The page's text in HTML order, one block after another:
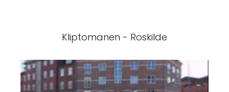
Kliptomanen - Roskilde